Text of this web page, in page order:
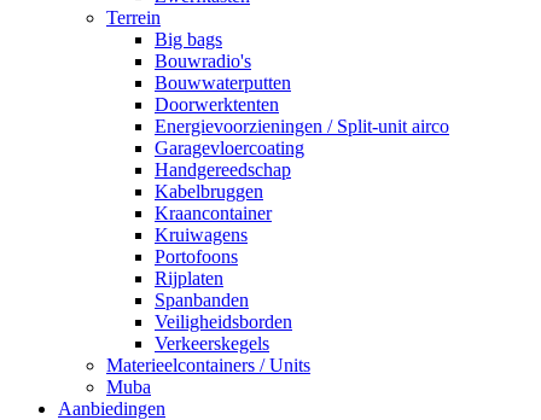
Terrein
Big bags
Bouwradio's
Bouwwaterputten
Doorwerktenten
Energievoorzieningen / Split-unit airco
Garagevloercoating
Handgereedschap
Kabelbruggen
Kraancontainer
Kruiwagens
Portofoons
Rijplaten
Spanbanden
Veiligheidsborden
Verkeerskegels
Materieelcontainers / Units
Muba
Aanbiedingen